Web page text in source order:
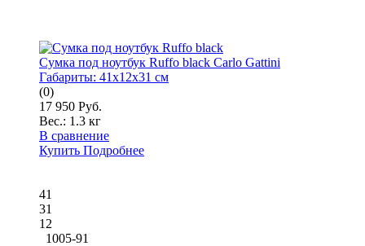
Сумка под ноутбук Ruffo black Carlo Gattini
Габариты: 41x12x31 см
(0)
17 950 Руб.
Вес.: 1.3 кг
В сравнение
Купить Подробнее
41
31
12
1005-91